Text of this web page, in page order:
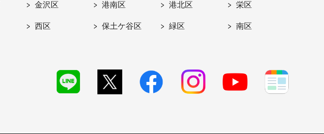
金沢区 港南区 港北区 栄区
西区 保土ケ谷区 緑区 南区